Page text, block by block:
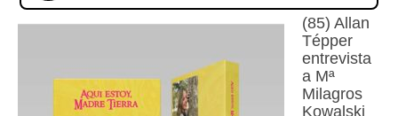
Advertising
(85) Allan
Tépper
entrevista
a Mª
Milagros
Kowalski